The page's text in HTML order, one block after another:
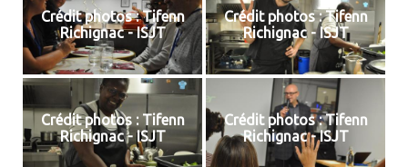
Crédit photos : Tifenn
Richignac - ISJT
Crédit photos : Tifenn
Richignac - ISJT
Crédit photos : Tifenn
Richignac - ISJT
Crédit photos : Tifenn
Richignac - ISJT